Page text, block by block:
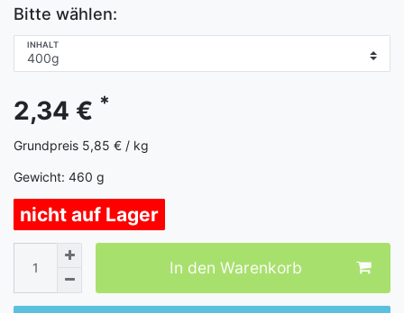
Bitte wählen:
INHALT
2,34 € *
Grundpreis 5,85 € / kg
Gewicht: 460 g
nicht auf Lager
In den Warenkorb